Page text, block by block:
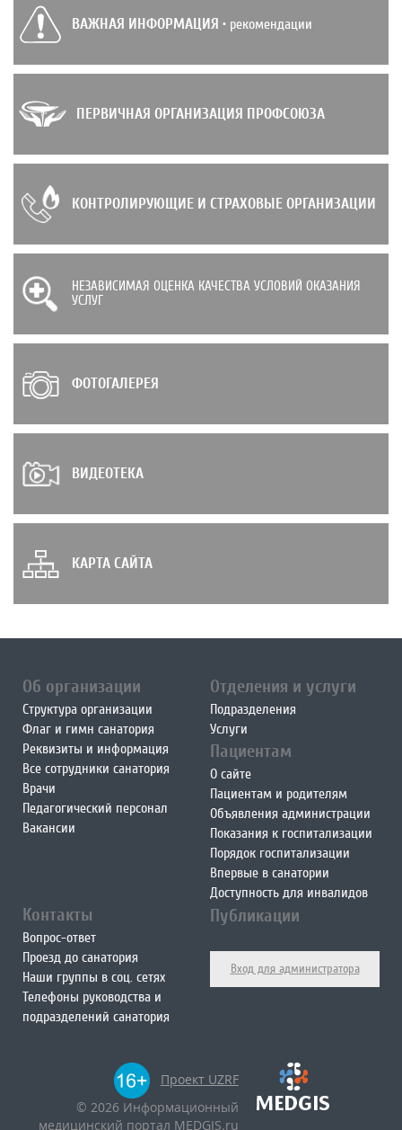
ВАЖНАЯ ИНФОРМАЦИЯ • рекомендации
ПЕРВИЧНАЯ ОРГАНИЗАЦИЯ ПРОФСОЮЗА
КОНТРОЛИРУЮЩИЕ И СТРАХОВЫЕ ОРГАНИЗАЦИИ
НЕЗАВИСИМАЯ ОЦЕНКА КАЧЕСТВА УСЛОВИЙ ОКАЗАНИЯ
УСЛУГ
ФОТОГАЛЕРЕЯ
ВИДЕОТЕКА
КАРТА САЙТА
Об организации
Структура организации
Флаг и гимн санатория
Реквизиты и информация
Все сотрудники санатория
Врачи
Педагогический персонал
Вакансии
Отделения и услуги
Подразделения
Услуги
Пациентам
О сайте
Пациентам и родителям
Объявления администрации
Показания к госпитализации
Порядок госпитализации
Впервые в санатории
Доступность для инвалидов
Контакты
Вопрос-ответ
Проезд до санатория
Наши группы в соц. сетях
Телефоны руководства и
подразделений санатория
Публикации
Вход для администратора
Проект UZRF
© 2026 Информационный
медицинский портал MEDGIS.ru